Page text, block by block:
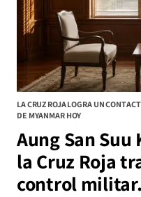
LA CRUZ ROJA LOGRA UN
DE MYANMAR HOY
Aung San
la Cruz Roja
control militar.